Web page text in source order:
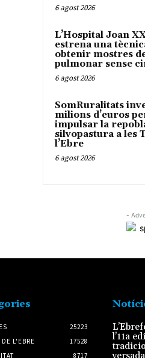
6 agost 2026
L’Hospital Joan
estrena una
obtenir mostres
pulmonar sense
6 agost 2026
SomRuralitats
milions d’euros
impulsar la
silvopastura a les
l’Ebre
6 agost 2026
-
25223
DE L'EBRE
17528
8717
l’11a